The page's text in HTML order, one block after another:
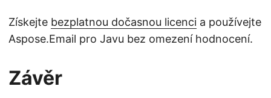
Získejte bezplatnou dočasnou licenci a používejte
Aspose.Email pro Javu bez omezení hodnocení.
Závěr